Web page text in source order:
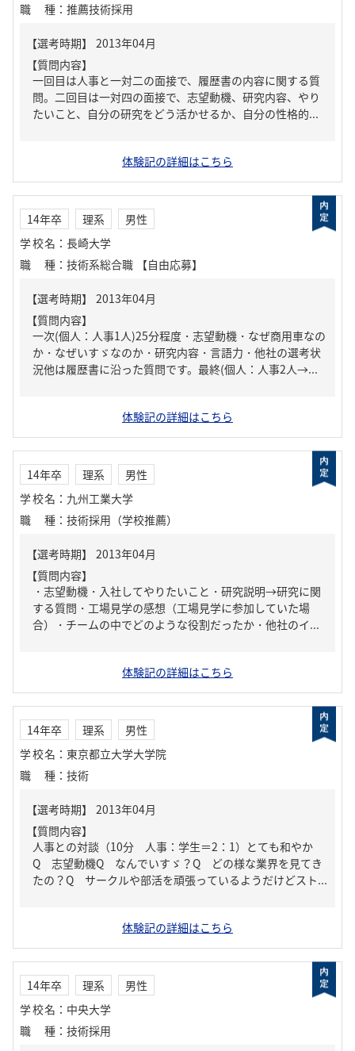
職種 ： 推薦技術採用
【質問内容】
一回目は人事と一対二の面接で、履歴書の内容に関する質
問。二回目は一対四の面接で、志望動機、研究内容、やり
たいこと、自分の研究をどう活かせるか、自分の性格的...
体験記の詳細はこちら
14年卒 理系
男性
学校名 ： 長崎大学
職種 ： 技術系総合職 【自由応募】
【質問内容】
一次(個人：人事1人)25分程度・志望動機・なぜ商用車なの
か・なぜいすゞなのか・研究内容・言語力・他社の選考状
況他は履歴書に沿った質問です。最終(個人：人事2人→...
体験記の詳細はこちら
14年卒 理系
男性
学校名 ： 九州工業大学
職種 ： 技術採用（学校推薦）
【質問内容】
・志望動機・入社してやりたいこと・研究説明→研究に関
する質問・工場見学の感想（工場見学に参加していた場
合）・チームの中でどのような役割だったか・他社のイ...
体験記の詳細はこちら
14年卒 理系
男性
学校名 ： 東京都立大学大学院
職種 ： 技術
【質問内容】
人事との対談（10分 人事：学生＝2：1）とても和やか
Q 志望動機Q なんでいすゞ？Q どの様な業界を見てき
たの？Q サークルや部活を頑張っているようだけどスト...
体験記の詳細はこちら
14年卒 理系
男性
学校名 ： 中央大学
職種 ： 技術採用